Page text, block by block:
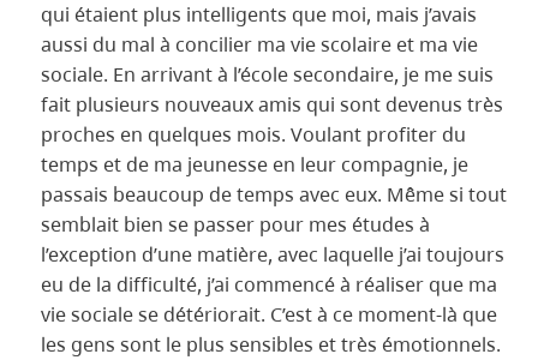
qui étaient plus intelligents que moi, mais j’avais
aussi du mal à concilier ma vie scolaire et ma vie
sociale. En arrivant à l’école secondaire, je me suis
fait plusieurs nouveaux amis qui sont devenus très
proches en quelques mois. Voulant profiter du
temps et de ma jeunesse en leur compagnie, je
passais beaucoup de temps avec eux. Même si tout
semblait bien se passer pour mes études à
l’exception d’une matière, avec laquelle j’ai toujours
eu de la difficulté, j’ai commencé à réaliser que ma
vie sociale se détériorait. C’est à ce moment-là que
les gens sont le plus sensibles et très émotionnels.